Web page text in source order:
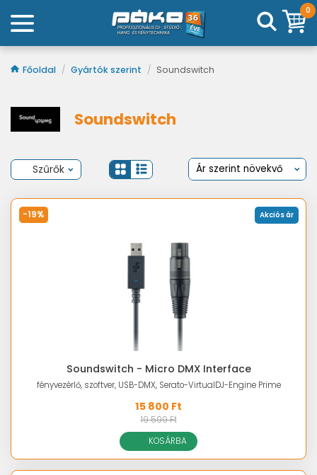
0
Főoldal / Gyártók szerint / Soundswitch
Soundswitch
Szűrők
-19% Akciós ár
Soundswitch - Micro DMX Interface
fényvezérlő, szoftver, USB-DMX, Serato-VirtualDJ-Engine Prime
15 800 Ft
19 599 Ft
KOSÁRBA